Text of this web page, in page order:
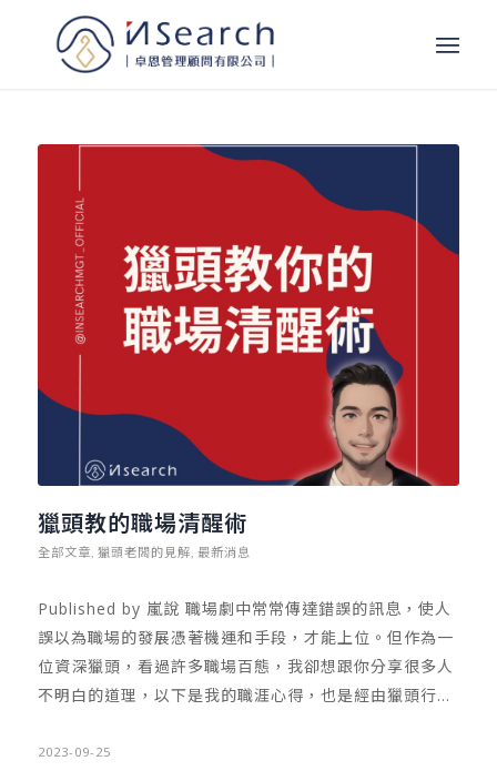
獵頭教的職場清醒術
全部文章 獵頭老闆的見解 最新消息
Published by 嵐說 職場劇中常常傳達錯誤的訊息，使人
誤以為職場的發展憑著機運和手段，才能上位。但作為一
位資深獵頭，看過許多職場百態，我卻想跟你分享很多人
不明白的道理，以下是我的職涯心得，也是經由獵頭行業
思」，認為大學或研究所排名分數決定人生。但事實上，
2023-09-25